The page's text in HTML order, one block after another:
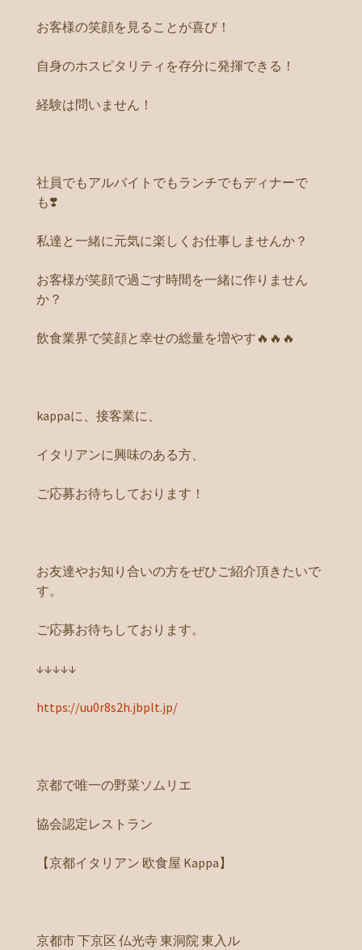
お客様の笑顔を見ることが喜び！
自身のホスピタリティを存分に発揮できる！
経験は問いません！
社員でもアルバイトでもランチでもディナーで
も❣️
私達と一緒に元気に楽しくお仕事しませんか？
お客様が笑顔で過ごす時間を一緒に作りません
か？
飲食業界で笑顔と幸せの総量を増やす🔥🔥🔥
kappaに、接客業に、
イタリアンに興味のある方、
ご応募お待ちしております！
お友達やお知り合いの方をぜひご紹介頂きたいで
す。
ご応募お待ちしております。
↓↓↓↓↓
https://uu0r8s2h.jbplt.jp/
京都で唯一の野菜ソムリエ
協会認定レストラン
【京都イタリアン 欧食屋 Kappa】
京都市 下京区 仏光寺 東洞院 東入ル